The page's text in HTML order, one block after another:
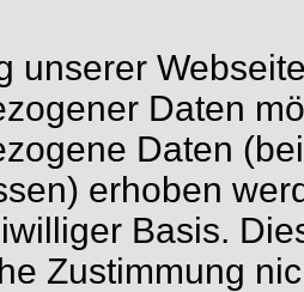
unserer
Daten
Daten
erhoben
Basis.
Zustimmung